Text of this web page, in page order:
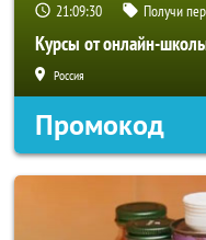
21:09:28 Получи
Курсы от онлайн-
Россия
Промокод